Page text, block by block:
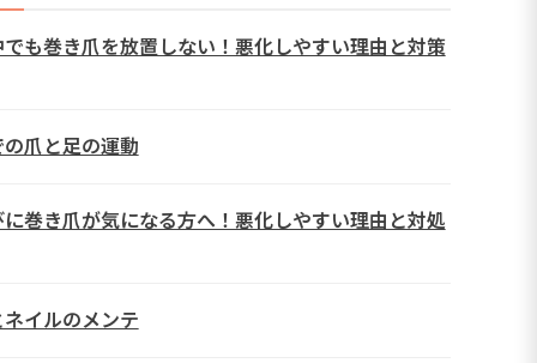
も巻き爪を放置しない！悪化しやすい理由と対策
爪と足の運動
巻き爪が気になる方へ！悪化しやすい理由と対処
イルのメンテ